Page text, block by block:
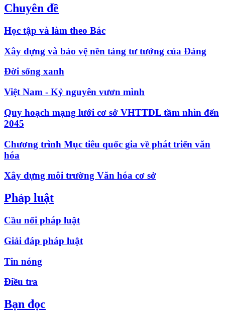
Chuyên đề
Học tập và làm theo Bác
Xây dựng và bảo vệ nền tảng tư tưởng của Đảng
Đời sống xanh
Việt Nam - Kỷ nguyên vươn mình
Quy hoạch mạng lưới cơ sở VHTTDL tầm nhìn đến
2045
Chương trình Mục tiêu quốc gia về phát triển văn
hóa
Xây dựng môi trường Văn hóa cơ sở
Pháp luật
Cầu nối pháp luật
Giải đáp pháp luật
Tin nóng
Điều tra
Bạn đọc